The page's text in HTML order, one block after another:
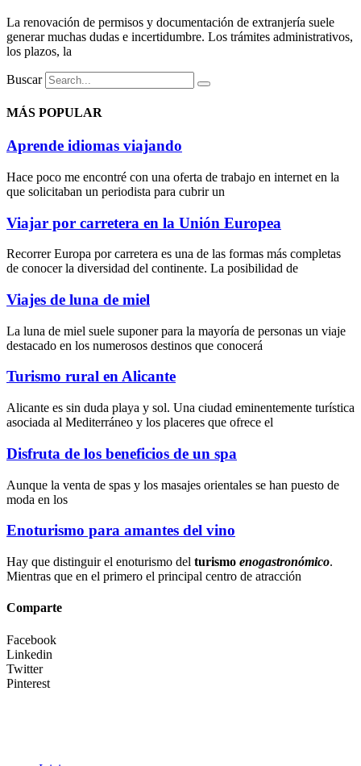
La renovación de permisos y documentación de extranjería suele
generar muchas dudas e incertidumbre. Los trámites administrativos,
los plazos, la
Buscar
MÁS POPULAR
Aprende idiomas viajando
Hace poco me encontré con una oferta de trabajo en internet en la
que solicitaban un periodista para cubrir un
Viajar por carretera en la Unión Europea
Recorrer Europa por carretera es una de las formas más completas
de conocer la diversidad del continente. La posibilidad de
Viajes de luna de miel
La luna de miel suele suponer para la mayoría de personas un viaje
destacado en los numerosos destinos que conocerá
Turismo rural en Alicante
Alicante es sin duda playa y sol. Una ciudad eminentemente turística
asociada al Mediterráneo y los placeres que ofrece el
Disfruta de los beneficios de un spa
Aunque la venta de spas y los masajes orientales se han puesto de
moda en los
Enoturismo para amantes del vino
Hay que distinguir el enoturismo del turismo enogastronómico.
Mientras que en el primero el principal centro de atracción
Comparte
Facebook
Linkedin
Twitter
Pinterest